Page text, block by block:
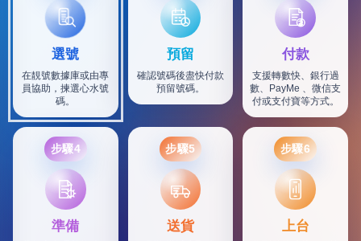
選號
在靚號數據庫或由專
員協助，揀選心水號
碼。
預留
確認號碼後盡快付款
預留號碼。
付款
支援轉數快、銀行過
數、PayMe 、微信支
付或支付寶等方式。
步驟4
準備
步驟5
SF
送貨
步驟6
上台